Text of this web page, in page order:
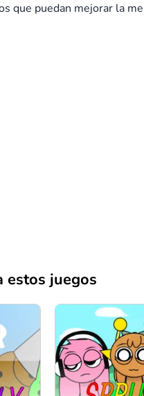
que puedan mejorar la
estos juegos